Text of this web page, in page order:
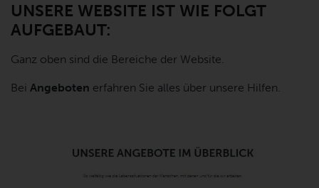
UNSERE WEBSITE IST WIE FOLGT
AUFGEBAUT:
Ganz oben sind die Bereiche der Website.
Bei Angeboten erfahren Sie alles über unsere Hilfen.